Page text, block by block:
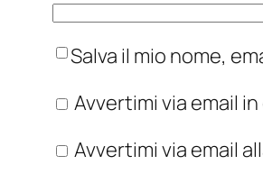
Salva il mio nome,
Avvertimi via email
Avvertimi via email